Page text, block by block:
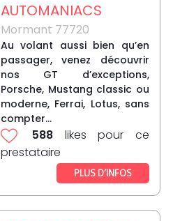
AUTOMANIACS
Mormant 77720
Au volant aussi bien qu’en
passager, venez découvrir
nos GT d’exceptions,
Porsche, Mustang classic ou
moderne, Ferrai, Lotus, sans
compter...
588 likes pour ce
prestataire
PLUS D’INFOS